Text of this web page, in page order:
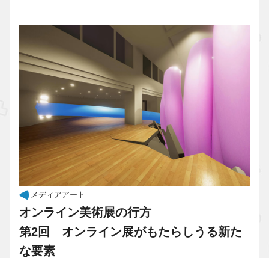
メディアアート
オンライン美術展の行方
第2回 オンライン展がもたらしうる新た
な要素